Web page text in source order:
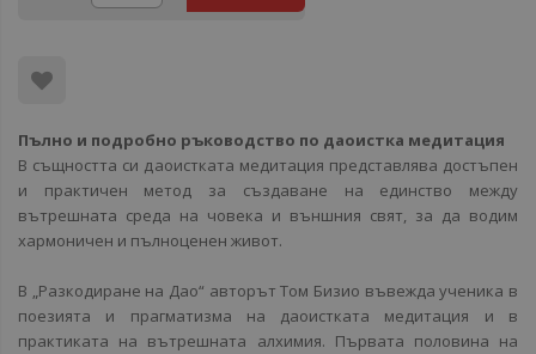
Пълно и подробно ръководство по даоистка медитация
В същността си даоистката медитация представлява достъпен
и практичен метод за създаване на единство между
вътрешната среда на човека и външния свят, за да водим
хармоничен и пълноценен живот.
В „Разкодиране на Дао“ авторът Том Бизио въвежда ученика в
поезията и прагматизма на даоистката медитация и в
практиката на вътрешната алхимия. Първата половина на